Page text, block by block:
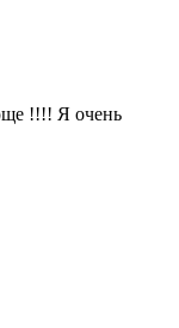
!!!! Я очень